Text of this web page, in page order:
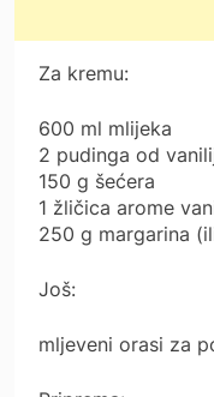
Za kremu:
600 ml mlijeka
2 pudinga od
150 g šećera
1 žličica arome
250 g margarina
Još:
mljeveni orasi za